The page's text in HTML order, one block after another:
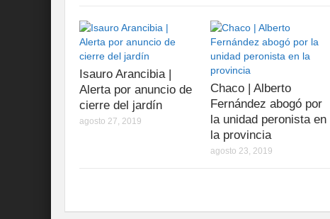
Isauro Arancibia |
Alerta por anuncio de
cierre del jardín
agosto 27, 2019
Chaco | Alberto
Fernández abogó por
la unidad peronista en
la provincia
agosto 23, 2019